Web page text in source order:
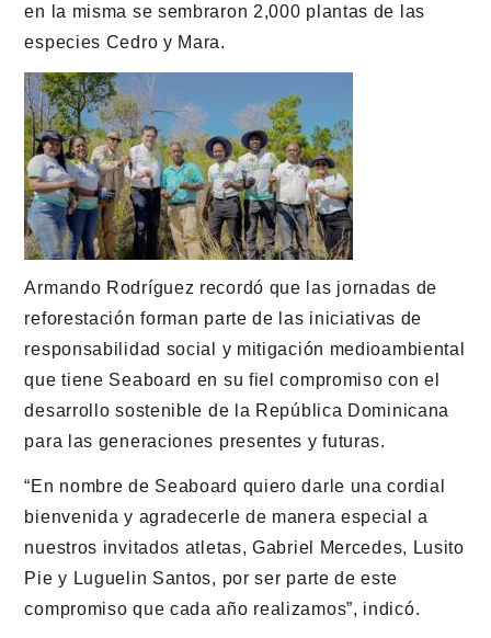
en la misma se sembraron 2,000 plantas de las
especies Cedro y Mara.
Armando Rodríguez recordó que las jornadas de
reforestación forman parte de las iniciativas de
responsabilidad social y mitigación medioambiental
que tiene Seaboard en su fiel compromiso con el
desarrollo sostenible de la República Dominicana
para las generaciones presentes y futuras.
“En nombre de Seaboard quiero darle una cordial
bienvenida y agradecerle de manera especial a
nuestros invitados atletas, Gabriel Mercedes, Lusito
Pie y Luguelin Santos, por ser parte de este
compromiso que cada año realizamos”, indicó.